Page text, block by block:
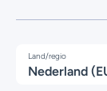
Land/regio
Nederland